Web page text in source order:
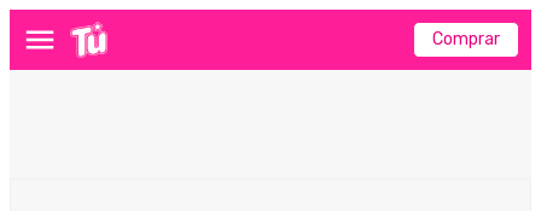
Menú Comprar